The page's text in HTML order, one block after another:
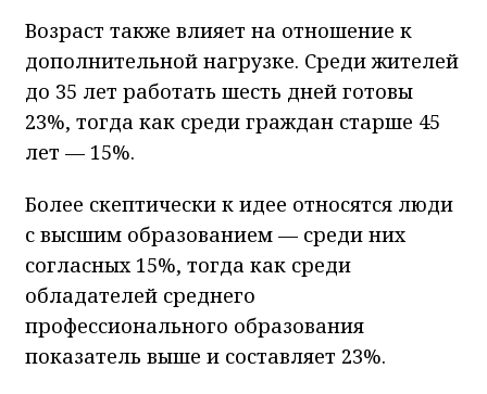
Возраст также влияет на отношение к
дополнительной нагрузке. Среди жителей
до 35 лет работать шесть дней готовы
23%, тогда как среди граждан старше 45
лет — 15%.
Более скептически к идее относятся люди
с высшим образованием — среди них
согласных 15%, тогда как среди
обладателей среднего
профессионального образования
показатель выше и составляет 23%.